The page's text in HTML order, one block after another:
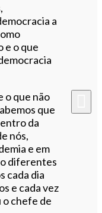
a
e o que
o que não
que
da
nós,
e em
diferentes
cada dia
e cada vez
o chefe de